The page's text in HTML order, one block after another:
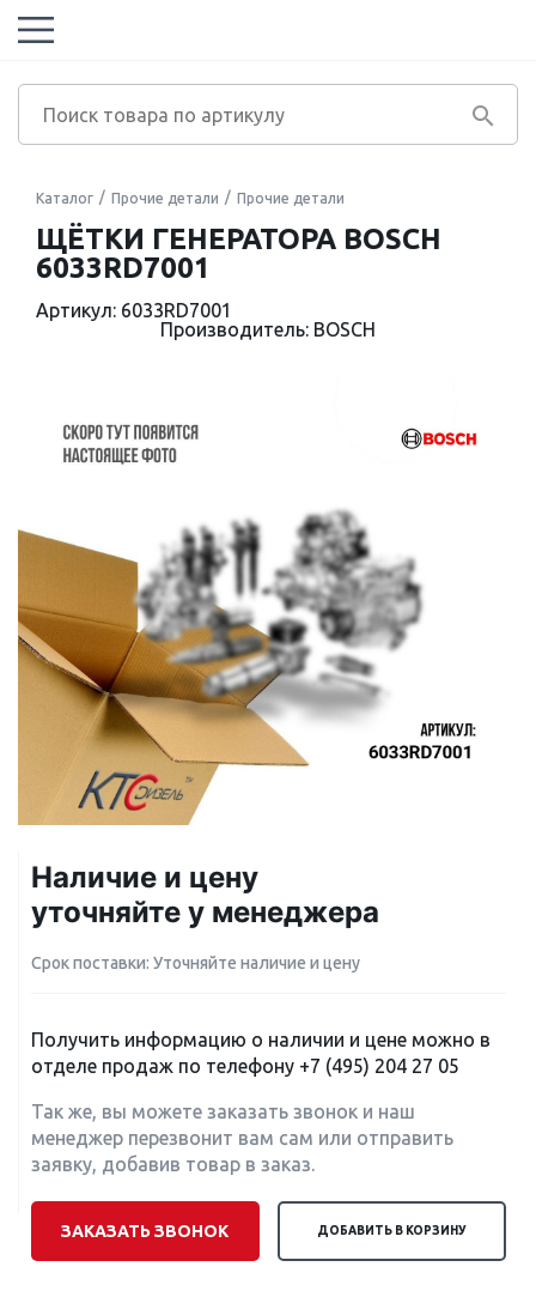
Каталог Прочие детали Прочие детали
ЩЁТКИ ГЕНЕРАТОРА BOSCH
6033RD7001
Артикул: 6033RD7001
Производитель: BOSCH
Наличие и цену
уточняйте у менеджера
Срок поставки: Уточняйте наличие и цену
Получить информацию о наличии и цене можно в
отделе продаж по телефону +7 (495) 204 27 05
Так же, вы можете заказать звонок и наш
менеджер перезвонит вам сам или отправить
заявку, добавив товар в заказ.
ЗАКАЗАТЬ ЗВОНОК ДОБАВИТЬ В КОРЗИНУ